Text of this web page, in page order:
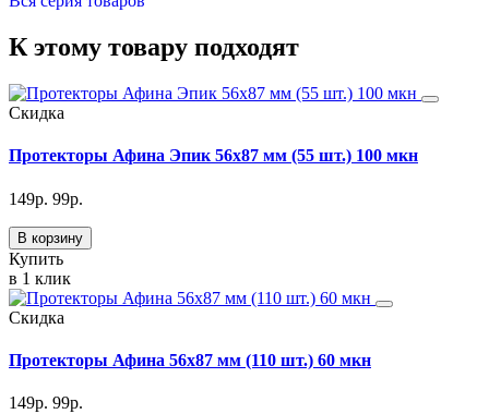
К этому товару подходят
Скидка
Протекторы Афина Эпик 56х87 мм (55 шт.) 100 мкн
149р. 99р.
В корзину
Купить
в 1 клик
Скидка
Протекторы Афина 56х87 мм (110 шт.) 60 мкн
149р. 99р.